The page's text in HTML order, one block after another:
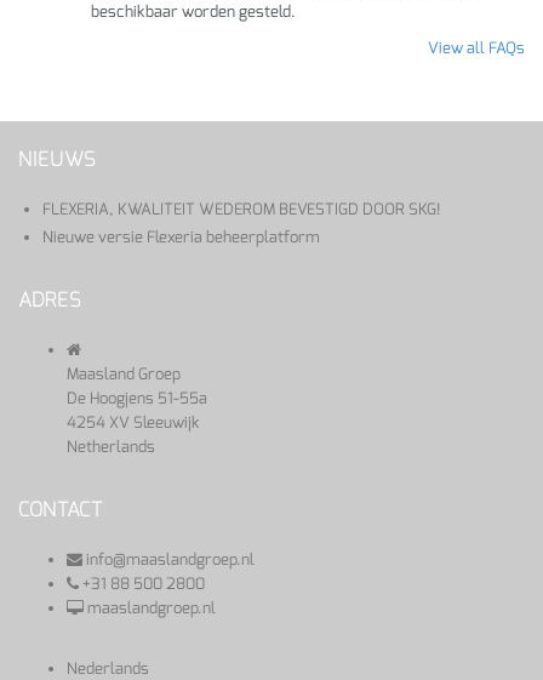
beschikbaar worden gesteld.
View all FAQs
NIEUWS
FLEXERIA, KWALITEIT WEDEROM BEVESTIGD DOOR SKG!
Nieuwe versie Flexeria beheerplatform
ADRES
Maasland Groep
De Hoogjens 51-55a
4254 XV Sleeuwijk
Netherlands
CONTACT
info@maaslandgroep.nl
+31 88 500 2800
maaslandgroep.nl
Nederlands